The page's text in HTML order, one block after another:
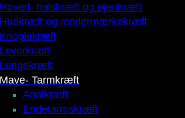
Hoved- halskræft og øjenkræft
Hudkræft og modermærkekræft
Knoglekræft
Leverkræft
Lungekræft
Mave- Tarmkræft
Analkræft
Endetarmskræft